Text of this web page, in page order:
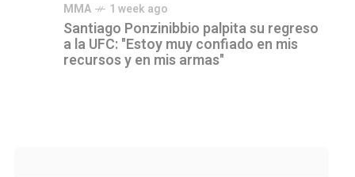
MMA 1 week ago
Santiago Ponzinibbio palpita su regreso
a la UFC: "Estoy muy confiado en mis
recursos y en mis armas"